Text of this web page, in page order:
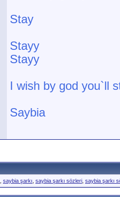
Stay
Stayy
Stayy
I wish by god you`ll
Saybia
saybia şarkı saybia şarkı sözleri saybia şarkı